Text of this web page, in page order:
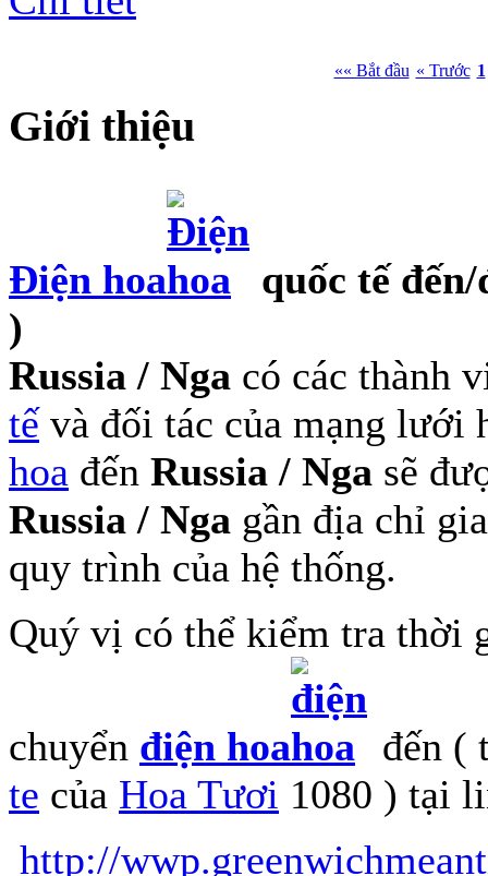
«« Bắt đầu « Trước 1
Giới thiệu
Điện hoa
quốc tế
)
Russia / Nga có các thành
tếvà đối tác của mạng lưới
hoa đến Russia / Nga sẽ
Russia / Nga gần địa chỉ
quy trình của hệ thống.
Quý vị có thể kiểm tra thời
chuyển điện hoa
đến (
te của Hoa Tươi 1080 ) tại
http://